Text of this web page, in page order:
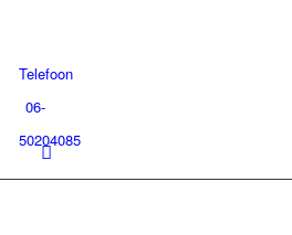
Telefoon
06-
50204085